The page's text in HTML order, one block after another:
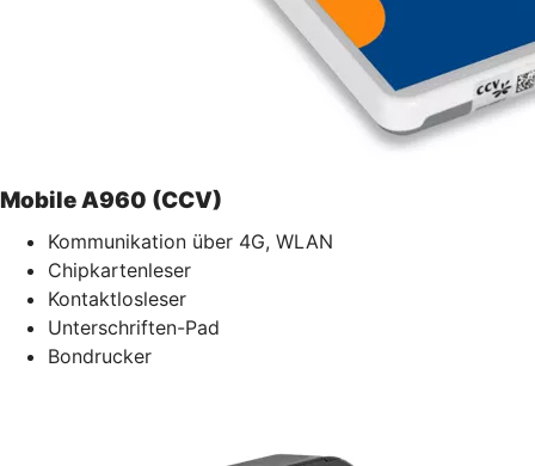
Mobile A960 (CCV)
Kommunikation über 4G, WLAN
Chipkartenleser
Kontaktlosleser
Unterschriften-Pad
Bondrucker